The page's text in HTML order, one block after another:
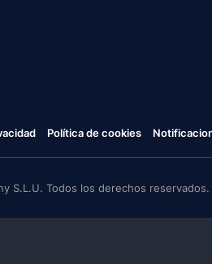
Política de cookies
S.L.U. Todos los derechos reservados.